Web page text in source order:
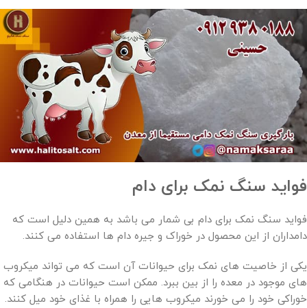
فواید سنگ نمک برای دام
فواید سنگ نمک برای دام بی شمار می باشد به همین دلیل است که
دامداران از این محصول در خوراک و جیره دام ها استفاده می کنند.
یکی از خاصیت های نمک برای حیوانات آن است که می‌ تواند میکروب‌
های موجود در معده را از بین ببرد. ممکن است حیوانات در هنگامی که
خوراکی خود را می‌ خورند میکروب هایی را همراه با غذای خود میل کنند.